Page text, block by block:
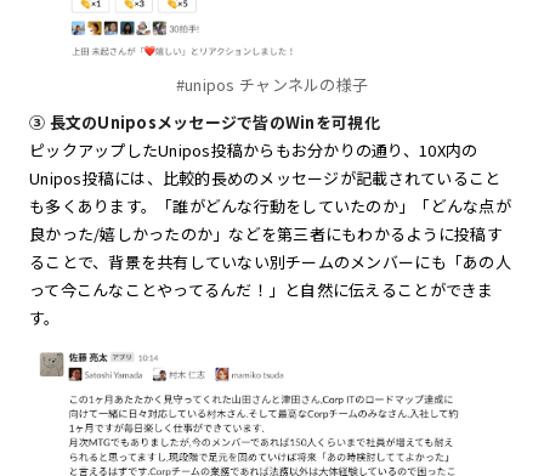
#unipos チャンネルの様子
③ 長文のUniposメッセージで皆のWinを可視化
ピックアップしたUnipos投稿からもお分かりの通り、10X内の
Unipos投稿には、比較的長めのメッセージが記載されていること
も多くあります。「誰がどんな行動をしていたのか」「どんな点が
良かった/嬉しかったのか」などを第三者にもわかるように投稿す
ることで、背景を共有していない別チームのメンバーにも「あの人
って今こんなことやってるんだ！」と自然に伝えることができま
す。